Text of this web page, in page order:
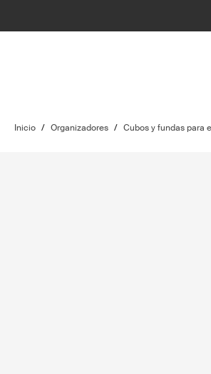
Inicio / Organizadores / Cubos y fundas para